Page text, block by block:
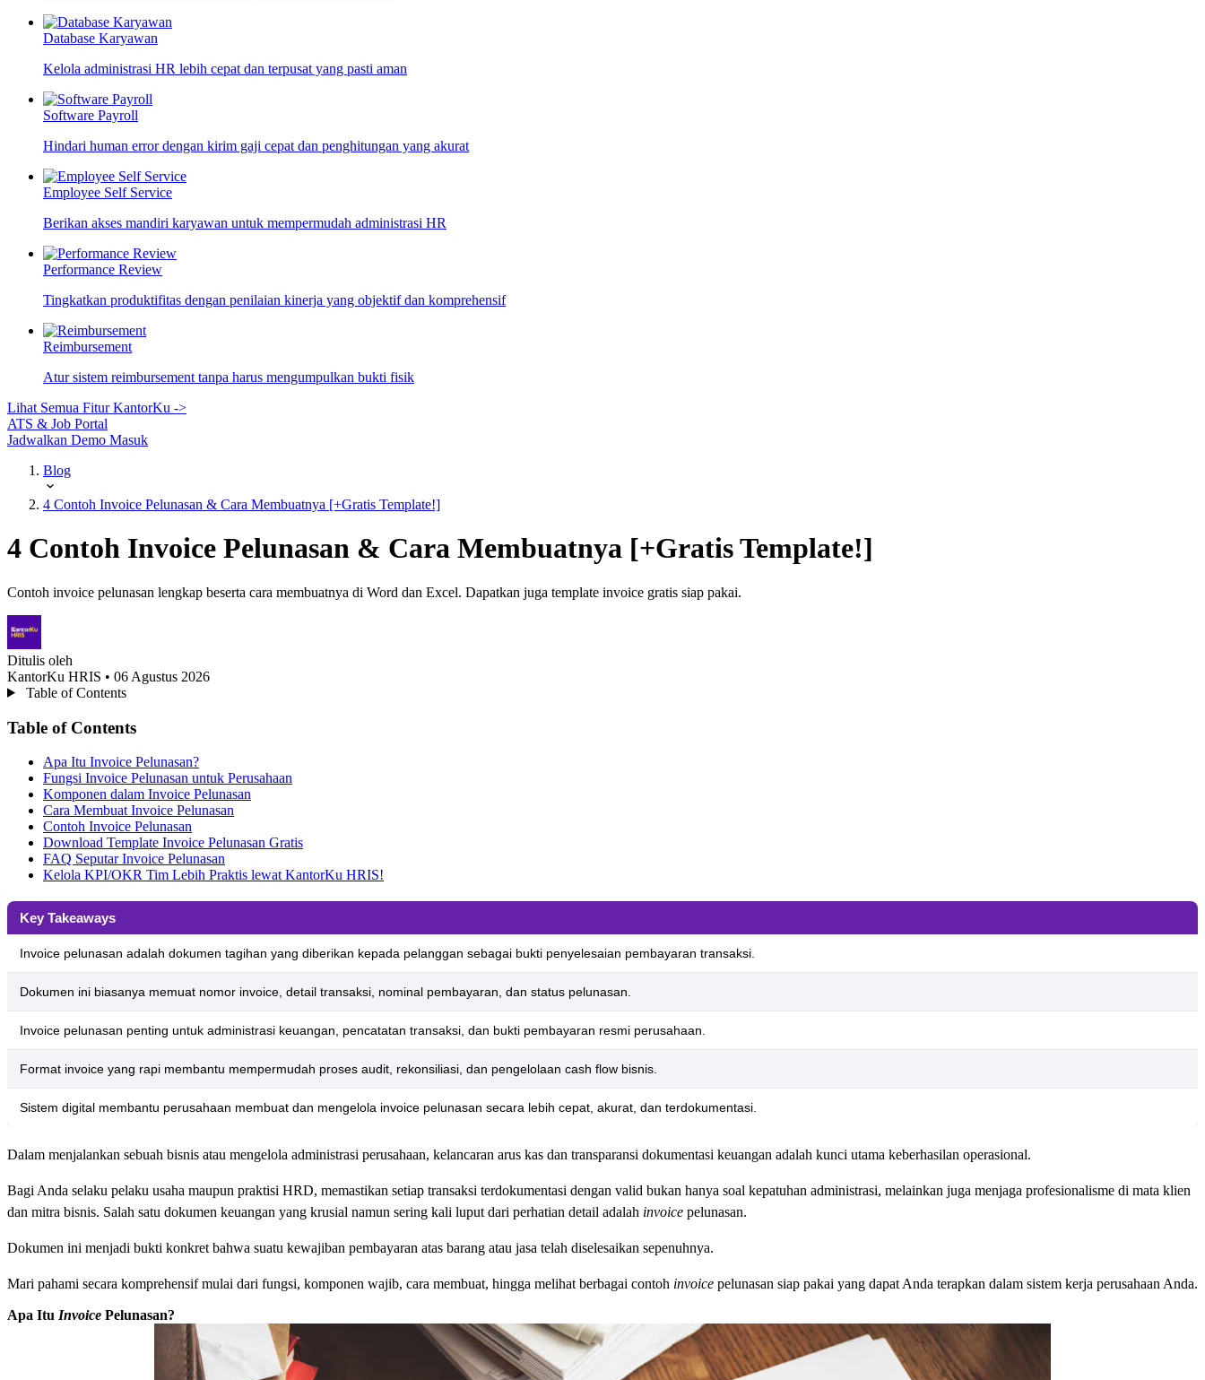
Database Karyawan
Kelola administrasi HR lebih cepat dan terpusat yang pasti aman
Software Payroll
Hindari human error dengan kirim gaji cepat dan penghitungan yang akurat
Employee Self Service
Berikan akses mandiri karyawan untuk mempermudah administrasi HR
Performance Review
Tingkatkan produktifitas dengan penilaian kinerja yang objektif dan komprehensif
Reimbursement
Atur sistem reimbursement tanpa harus mengumpulkan bukti fisik
Lihat Semua Fitur KantorKu ->
ATS & Job Portal
Jadwalkan Demo Masuk
Blog
4 Contoh Invoice Pelunasan & Cara Membuatnya [+Gratis Template!]
4 Contoh Invoice Pelunasan & Cara Membuatnya [+Gratis Template!]
Contoh invoice pelunasan lengkap beserta cara membuatnya di Word dan Excel. Dapatkan juga template invoice gratis siap pakai.
Ditulis oleh
KantorKu HRIS • 06 Agustus 2026
Table of Contents
Table of Contents
Apa Itu Invoice Pelunasan?
Fungsi Invoice Pelunasan untuk Perusahaan
Komponen dalam Invoice Pelunasan
Cara Membuat Invoice Pelunasan
Contoh Invoice Pelunasan
Download Template Invoice Pelunasan Gratis
FAQ Seputar Invoice Pelunasan
Kelola KPI/OKR Tim Lebih Praktis lewat KantorKu HRIS!
Key Takeaways
Invoice pelunasan adalah dokumen tagihan yang diberikan kepada pelanggan sebagai bukti penyelesaian pembayaran transaksi.
Dokumen ini biasanya memuat nomor invoice, detail transaksi, nominal pembayaran, dan status pelunasan.
Invoice pelunasan penting untuk administrasi keuangan, pencatatan transaksi, dan bukti pembayaran resmi perusahaan.
Format invoice yang rapi membantu mempermudah proses audit, rekonsiliasi, dan pengelolaan cash flow bisnis.
Sistem digital membantu perusahaan membuat dan mengelola invoice pelunasan secara lebih cepat, akurat, dan terdokumentasi.
Dalam menjalankan sebuah bisnis atau mengelola administrasi perusahaan, kelancaran arus kas dan transparansi dokumentasi keuangan adalah kunci utama keberhasilan operasional.
Bagi Anda selaku pelaku usaha maupun praktisi HRD, memastikan setiap transaksi terdokumentasi dengan valid bukan hanya soal kepatuhan administrasi, melainkan juga menjaga profesionalisme di mata klien
dan mitra bisnis. Salah satu dokumen keuangan yang krusial namun sering kali luput dari perhatian detail adalah invoice pelunasan.
Dokumen ini menjadi bukti konkret bahwa suatu kewajiban pembayaran atas barang atau jasa telah diselesaikan sepenuhnya.
Mari pahami secara komprehensif mulai dari fungsi, komponen wajib, cara membuat, hingga melihat berbagai contoh invoice pelunasan siap pakai yang dapat Anda terapkan dalam sistem kerja perusahaan Anda.
Apa Itu Invoice Pelunasan?